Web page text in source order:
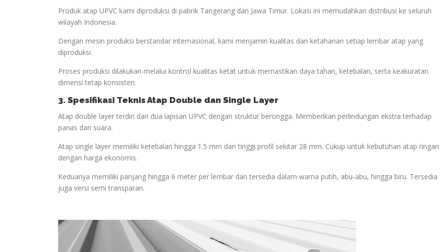
Produk atap UPVC kami diproduksi di pabrik Tangerang dan Jawa Timur. Lokasi ini memudahkan distribusi ke seluruh
wilayah Indonesia.
Dengan mesin produksi berstandar internasional, kami menjamin kualitas dan ketahanan setiap lembar atap yang
diproduksi.
Proses produksi dilakukan melalui kontrol kualitas ketat untuk memastikan daya tahan, ketebalan, serta keakuratan
dimensi tetap konsisten.
3. Spesifikasi Teknis Atap Double dan Single Layer
Atap double layer terdiri dari dua lapisan UPVC dengan struktur berongga. Memberikan perlindungan ekstra terhadap
panas dan suara.
Atap single layer memiliki ketebalan hingga 1.5 mm dan tinggi profil sekitar 28 mm. Cukup untuk kebutuhan atap ringan
dengan harga ekonomis.
Keduanya memiliki panjang hingga 6 meter per lembar dan tersedia dalam warna putih, abu-abu, hingga biru. Tersedia
juga versi semi transparan.